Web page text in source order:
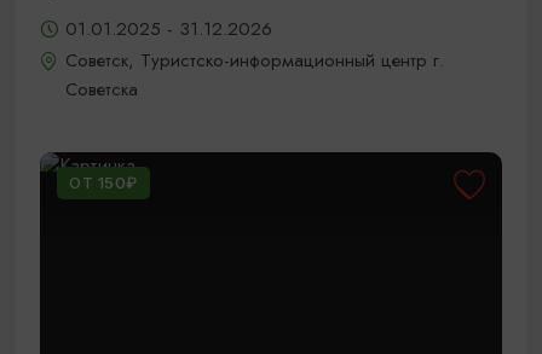
01.01.2025 - 31.12.2026
Советск, Туристско-информационный центр г.
Советска
ОТ 150₽